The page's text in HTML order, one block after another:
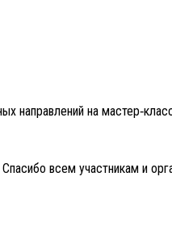
направлений на
всем участникам и